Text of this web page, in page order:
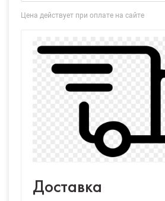
Цена действует при оплате на сайте
Доставка